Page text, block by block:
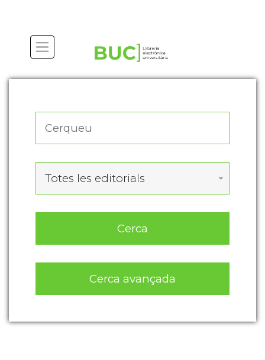
Totes les editorials
Cerca
Cerca avançada